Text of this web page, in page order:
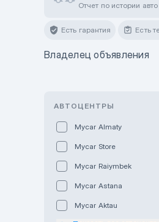
Отчет по истории авто
Есть гарантия Есть
Владелец объявления
АВТОЦЕНТРЫ
Mycar Almaty
Mycar Store
Mycar Raiymbek
Mycar Astana
Mycar Aktau